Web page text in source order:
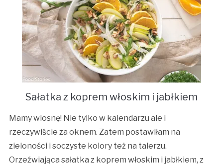
Sałatka z koprem włoskim i jabłkiem
Mamy wiosnę! Nie tylko w kalendarzu ale i
rzeczywiście za oknem. Zatem postawiłam na
zieloności i soczyste kolory też na talerzu.
Orzeźwiająca sałatka z koprem włoskim i jabłkiem, z